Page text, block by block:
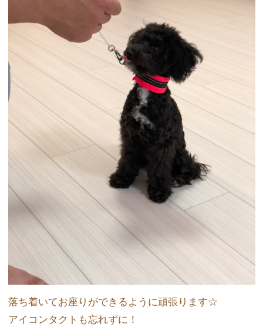
落ち着いてお座りができるように頑張ります☆
アイコンタクトも忘れずに！